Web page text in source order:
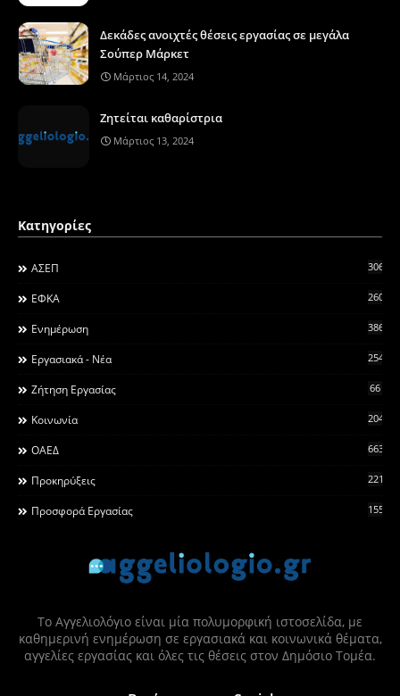
Δεκάδες ανοιχτές θέσεις εργασίας σε μεγάλα
Σούπερ Μάρκετ
Μάρτιος 14, 2024
Ζητείται καθαρίστρια
Μάρτιος 13, 2024
Κατηγορίες
ΑΣΕΠ 306
ΕΦΚΑ 260
Ενημέρωση 3868
Εργασιακά - Νέα 2546
Ζήτηση Εργασίας 66
Κοινωνία 2044
ΟΑΕΔ 663
Προκηρύξεις 2215
Προσφορά Εργασίας 155
Το Αγγελιολόγιο είναι μία πολυμορφική ιστοσελίδα, με
καθημερινή ενημέρωση σε εργασιακά και κοινωνικά θέματα,
αγγελίες εργασίας και όλες τις θέσεις στον Δημόσιο Τομέα.